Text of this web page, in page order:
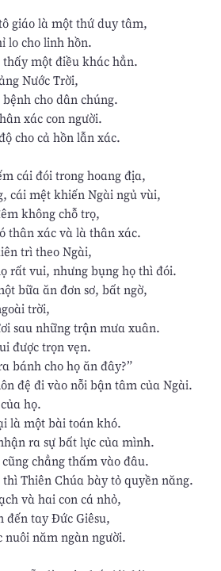
giáo là một thứ duy tâm,
lo cho linh hồn.
một điều khác hẳn.
Nước Trời,
cho dân chúng.
xác con người.
cho cả hồn lẫn xác.
cái đói trong hoang địa,
cái mệt khiến Ngài ngủ vùi,
không chỗ trọ,
thân xác và là thân xác.
trì theo Ngài,
rất vui, nhưng bụng họ thì đói.
bữa ăn đơn sơ, bất ngờ,
trời,
sau những trận mưa xuân.
được trọn vẹn.
bánh cho họ ăn đây?”
đệ đi vào nỗi bận tâm của Ngài.
họ.
là một bài toán khó.
ra sự bất lực của mình.
chẳng thấm vào đâu.
Thiên Chúa bày tỏ quyền năng.
và hai con cá nhỏ,
đến tay Ðức Giêsu,
nuôi năm ngàn người.